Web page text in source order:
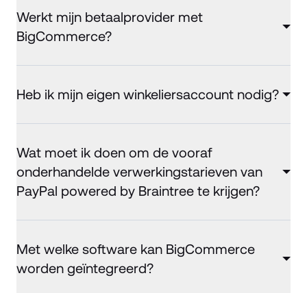
Werkt mijn betaalprovider met
BigCommerce?
Heb ik mijn eigen winkeliersaccount nodig?
Wat moet ik doen om de vooraf
onderhandelde verwerkingstarieven van
PayPal powered by Braintree te krijgen?
Met welke software kan BigCommerce
worden geïntegreerd?